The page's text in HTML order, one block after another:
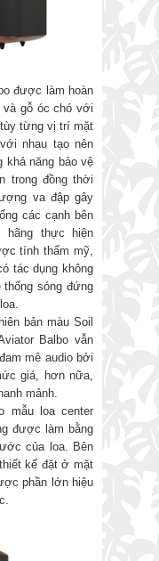
được làm hoàn
gỗ óc chó với
từng vị trí mặt
nhau tạo nên
khả năng bảo vệ
trong đồng thời
va đập gây
các cạnh bên
hãng thực hiện
tính thẩm mỹ,
tác dụng không
thống sóng đứng
bản màu Soil
Balbo vẫn
mê audio bởi
giá, hơn nữa,
mảnh.
mẫu loa center
được làm bằng
của loa. Bên
kế đặt ở mặt
phần lớn hiệu